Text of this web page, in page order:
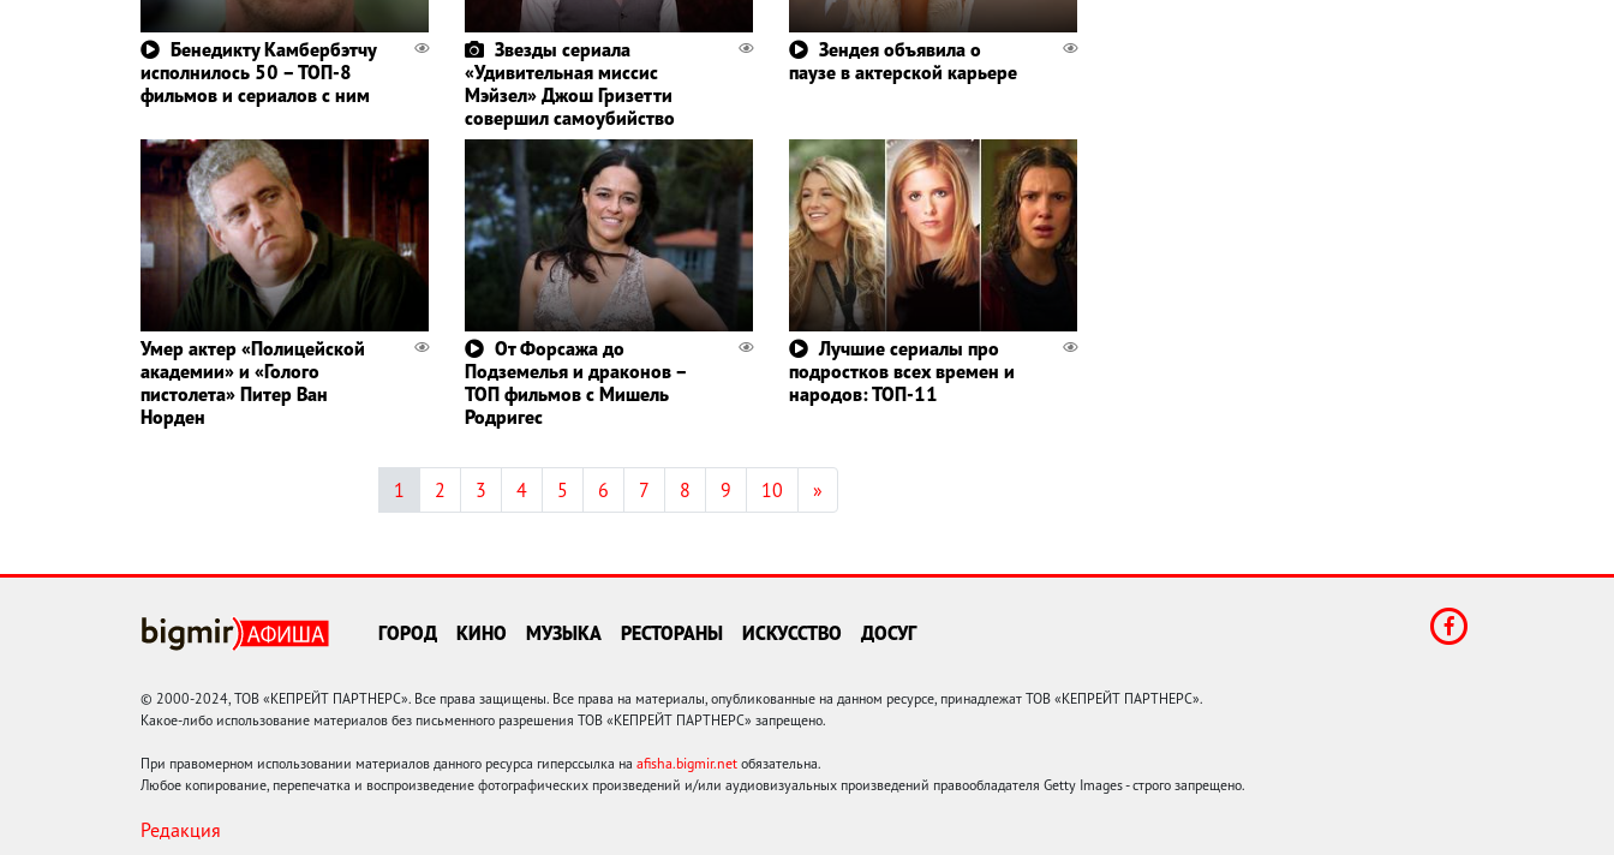
Бенедикту Камбербэтчу
исполнилось 50 – ТОП-8
фильмов и сериалов с ним
Звезды сериала
«Удивительная миссис
Мэйзел» Джош Гризетти
совершил самоубийство
Зендея объявила о
паузе в актерской карьере
Умер актер «Полицейской
академии» и «Голого
пистолета» Питер Ван
Норден
От Форсажа до
Подземелья и драконов –
ТОП фильмов с Мишель
Родригес
Лучшие сериалы про
подростков всех времен и
народов: ТОП-11
1 2 3 4 5 6 7 8 9 10 »
ГОРОД КИНО МУЗЫКА РЕСТОРАНЫ ИСКУССТВО ДОСУГ
© 2000-2024, ТОВ «КЕПРЕЙТ ПАРТНЕРС». Все права защищены. Все права на материалы, опубликованные на данном ресурсе, принадлежат ТОВ «КЕПРЕЙТ ПАРТНЕРС».
Какое-либо использование материалов без письменного разрешения ТОВ «КЕПРЕЙТ ПАРТНЕРС» запрещено.
При правомерном использовании материалов данного ресурса гиперссылка на afisha.bigmir.net обязательна.
Любое копирование, перепечатка и воспроизведение фотографических произведений и/или аудиовизуальных произведений правообладателя Getty Images - строго запрещено.
Редакция